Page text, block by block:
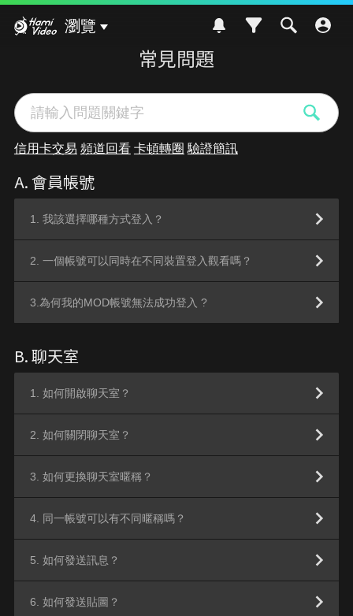
瀏覽
常見問題
信用卡交易 頻道回看 卡頓轉圈 驗證簡訊
A. 會員帳號
1. 我該選擇哪種方式登入？
2. 一個帳號可以同時在不同裝置登入觀看嗎？
3.為何我的MOD帳號無法成功登入 ?
B. 聊天室
1. 如何開啟聊天室？
2. 如何關閉聊天室？
3. 如何更換聊天室暱稱？
4. 同一帳號可以有不同暱稱嗎？
5. 如何發送訊息？
6. 如何發送貼圖？